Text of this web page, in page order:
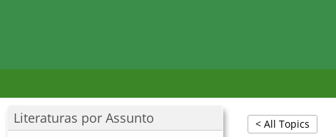
Literaturas por Assunto
< All Topics